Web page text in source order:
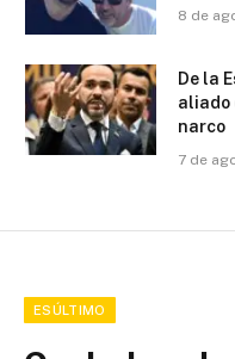
8 de
De la
aliado
narco
7 de
ESÚLTIMO